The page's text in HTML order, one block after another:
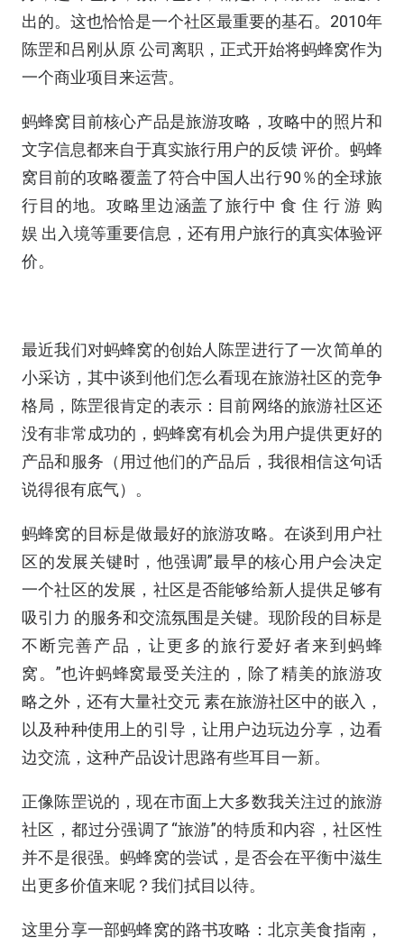
出的。这也恰恰是一个社区最重要的基石。2010年
陈罡和吕刚从原 公司离职，正式开始将蚂蜂窝作为
一个商业项目来运营。
蚂蜂窝目前核心产品是旅游攻略，攻略中的照片和
文字信息都来自于真实旅行用户的反馈 评价。蚂蜂
窝目前的攻略覆盖了符合中国人出行90％的全球旅
行目的地。攻略里边涵盖了旅行中 食 住 行 游 购
娱 出入境等重要信息，还有用户旅行的真实体验评
价。
最近我们对蚂蜂窝的创始人陈罡进行了一次简单的
小采访，其中谈到他们怎么看现在旅游社区的竞争
格局，陈罡很肯定的表示：目前网络的旅游社区还
没有非常成功的，蚂蜂窝有机会为用户提供更好的
产品和服务（用过他们的产品后，我很相信这句话
说得很有底气）。
蚂蜂窝的目标是做最好的旅游攻略。在谈到用户社
区的发展关键时，他强调”最早的核心用户会决定
一个社区的发展，社区是否能够给新人提供足够有
吸引力 的服务和交流氛围是关键。现阶段的目标是
不断完善产品，让更多的旅行爱好者来到蚂蜂
窝。”也许蚂蜂窝最受关注的，除了精美的旅游攻
略之外，还有大量社交元 素在旅游社区中的嵌入，
以及种种使用上的引导，让用户边玩边分享，边看
边交流，这种产品设计思路有些耳目一新。
正像陈罡说的，现在市面上大多数我关注过的旅游
社区，都过分强调了“旅游”的特质和内容，社区性
并不是很强。蚂蜂窝的尝试，是否会在平衡中滋生
出更多价值来呢？我们拭目以待。
这里分享一部蚂蜂窝的路书攻略：北京美食指南，